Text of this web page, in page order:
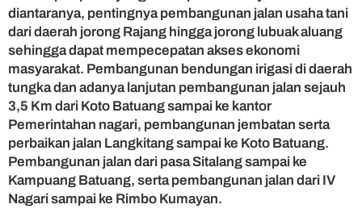
diantaranya, pentingnya pembangunan jalan usaha tani
dari daerah jorong Rajang hingga jorong lubuak aluang
sehingga dapat mempecepatan akses ekonomi
masyarakat. Pembangunan bendungan irigasi di daerah
tungka dan adanya lanjutan pembangunan jalan sejauh
3,5 Km dari Koto Batuang sampai ke kantor
Pemerintahan nagari, pembangunan jembatan serta
perbaikan jalan Langkitang sampai ke Koto Batuang.
Pembangunan jalan dari pasa Sitalang sampai ke
Kampuang Batuang, serta pembangunan jalan dari IV
Nagari sampai ke Rimbo Kumayan.